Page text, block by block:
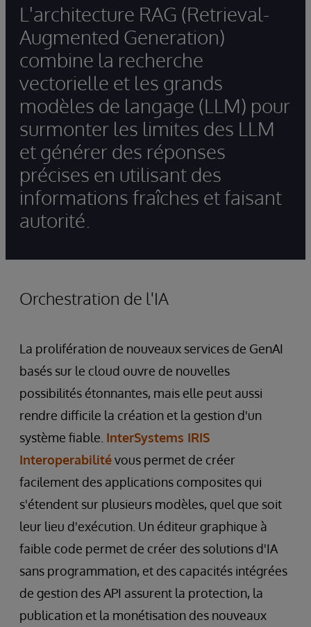
L'architecture RAG (Retrieval-
Augmented Generation)
combine la recherche
vectorielle et les grands
modèles de langage (LLM) pour
surmonter les limites des LLM
et générer des réponses
précises en utilisant des
informations fraîches et faisant
autorité.
Orchestration de l'IA
La prolifération de nouveaux services de GenAI
basés sur le cloud ouvre de nouvelles
possibilités étonnantes, mais elle peut aussi
rendre difficile la création et la gestion d'un
système fiable. InterSystems IRIS
Interoperabilitévous permet de créer
facilement des applications composites qui
s'étendent sur plusieurs modèles, quel que soit
leur lieu d'exécution. Un éditeur graphique à
faible code permet de créer des solutions d'IA
sans programmation, et des capacités intégrées
de gestion des API assurent la protection, la
publication et la monétisation des nouveaux